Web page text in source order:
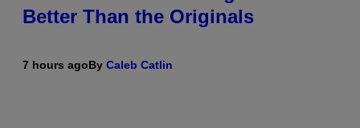
Better Than the Originals
7 hours agoBy Caleb Catlin